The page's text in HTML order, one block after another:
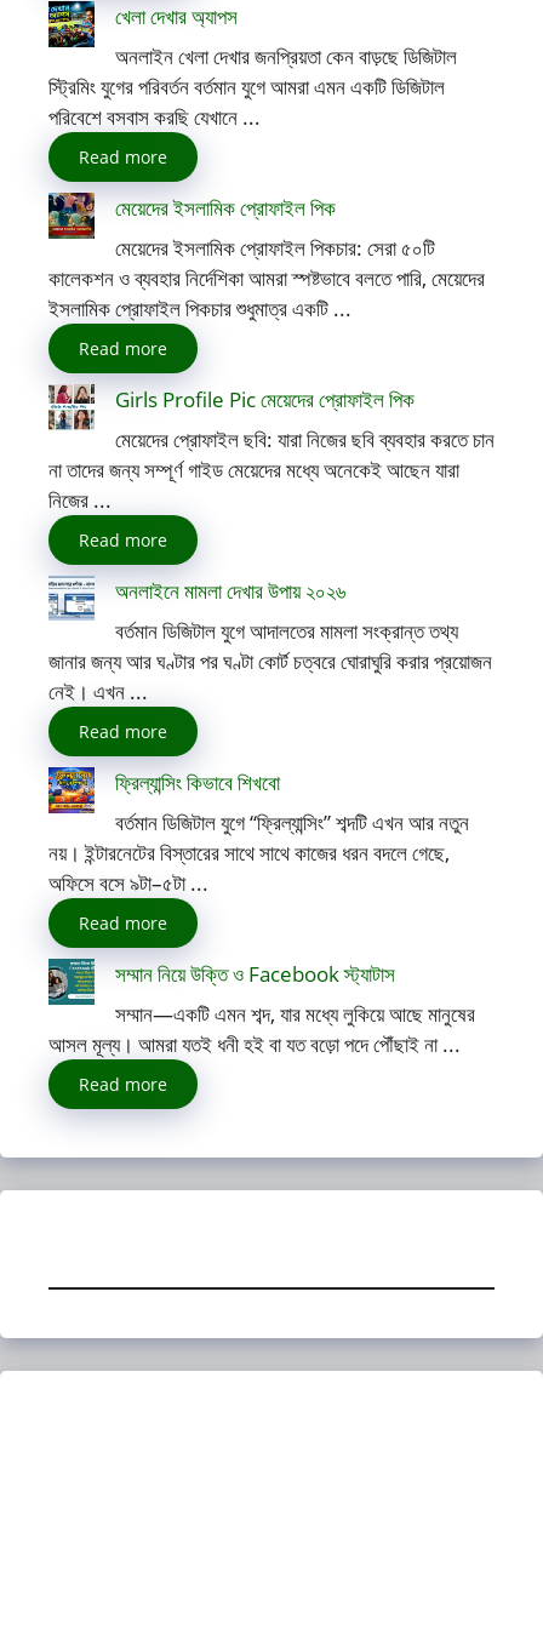
খেলা দেখার অ্যাপস
অনলাইন খেলা দেখার জনপ্রিয়তা কেন বাড়ছে ডিজিটাল
স্ট্রিমিং যুগের পরিবর্তন বর্তমান যুগে আমরা এমন একটি ডিজিটাল
পরিবেশে বসবাস করছি যেখানে ...
Read more
মেয়েদের ইসলামিক প্রোফাইল পিক
মেয়েদের ইসলামিক প্রোফাইল পিকচার: সেরা ৫০টি
কালেকশন ও ব্যবহার নির্দেশিকা আমরা স্পষ্টভাবে বলতে পারি, মেয়েদের
ইসলামিক প্রোফাইল পিকচার শুধুমাত্র একটি ...
Read more
Girls Profile Pic মেয়েদের প্রোফাইল পিক
মেয়েদের প্রোফাইল ছবি: যারা নিজের ছবি ব্যবহার করতে চান
না তাদের জন্য সম্পূর্ণ গাইড মেয়েদের মধ্যে অনেকেই আছেন যারা
নিজের ...
Read more
অনলাইনে মামলা দেখার উপায় ২০২৬
বর্তমান ডিজিটাল যুগে আদালতের মামলা সংক্রান্ত তথ্য
জানার জন্য আর ঘণ্টার পর ঘণ্টা কোর্ট চত্বরে ঘোরাঘুরি করার প্রয়োজন
নেই। এখন ...
Read more
ফ্রিল্যান্সিং কিভাবে শিখবো
বর্তমান ডিজিটাল যুগে “ফ্রিল্যান্সিং” শব্দটি এখন আর নতুন
নয়। ইন্টারনেটের বিস্তারের সাথে সাথে কাজের ধরন বদলে গেছে,
অফিসে বসে ৯টা–৫টা ...
Read more
সম্মান নিয়ে উক্তি ও Facebook স্ট্যাটাস
সম্মান—একটি এমন শব্দ, যার মধ্যে লুকিয়ে আছে মানুষের
আসল মূল্য। আমরা যতই ধনী হই বা যত বড়ো পদে পৌঁছাই না ...
Read more